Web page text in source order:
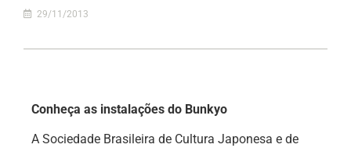
29/11/2013
Conheça as instalações do Bunkyo
A Sociedade Brasileira de Cultura Japonesa e de